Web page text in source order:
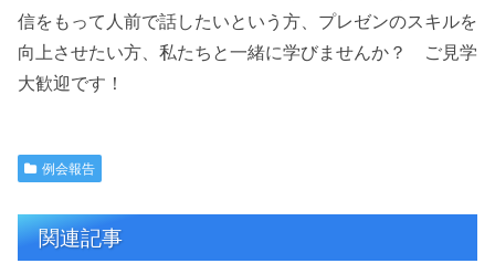
信をもって人前で話したいという方、プレゼンのスキルを
向上させたい方、私たちと一緒に学びませんか？ ご見学
大歓迎です！
例会報告
関連記事